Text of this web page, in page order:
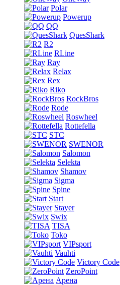
Polar
Powerup
QQ
QuesShark
R2
RLine
Ray
Relax
Rex
Riko
RockBros
Rode
Roswheel
Rottefella
STC
SWENOR
Salomon
Selekta
Shamov
Sigma
Spine
Start
Stayer
Swix
TISA
Toko
VIPsport
Vauhti
Victory Code
ZeroPoint
Арена